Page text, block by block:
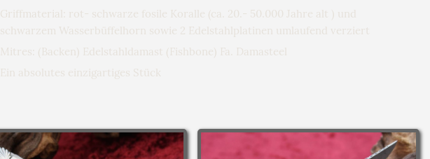
Griffmaterial: rot- schwarze fosile Koralle (ca. 20.- 50.000 Jahre alt ) und
schwarzem Wasserbüffelhorn sowie 2 Edelstahlplatinen umlaufend verziert
Mitres: (Backen) Edelstahldamast (Fishbone) Fa. Damasteel
Ein absolutes einzigartiges Stück